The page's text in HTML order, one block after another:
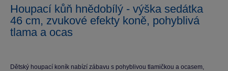
Houpací kůň hnědobílý - výška sedátka
46 cm, zvukové efekty koně, pohyblivá
tlama a ocas
Dětský houpací koník nabízí zábavu s pohyblivou tlamičkou a ocasem,